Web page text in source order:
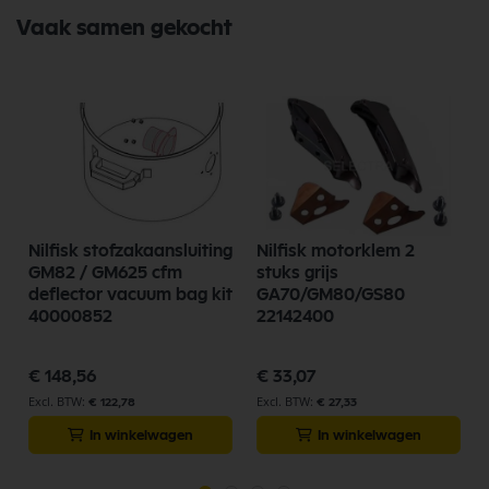
Vaak samen gekocht
Nilfisk stofzakaansluiting
GM82 / GM625 cfm
deflector vacuum bag kit
40000852
€ 148,56
€ 122,78
In winkelwagen
Nilfisk motorklem 2
stuks grijs
GA70/GM80/GS80
22142400
€ 33,07
€ 27,33
In winkelwagen